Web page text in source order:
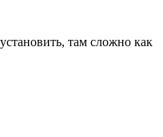
там сложно как